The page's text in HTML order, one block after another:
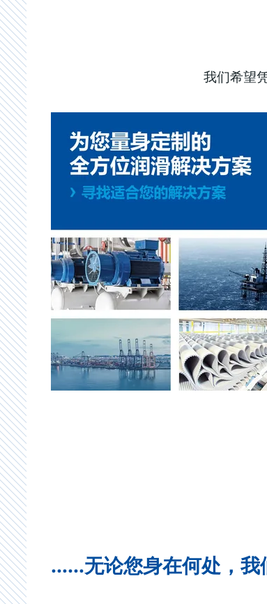
我们希望
……无论您身在何处，我